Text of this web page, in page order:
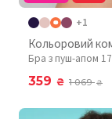
+1
Кольоровий
Бра з пуш-апом
359 ₴ 1 069₴